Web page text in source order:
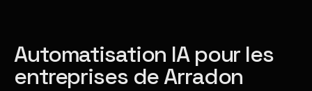
Automatisation IA pour les
entreprises de Arradon